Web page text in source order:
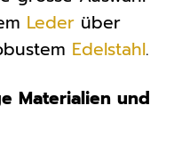
Leder über
Edelstahl.
Materialien und